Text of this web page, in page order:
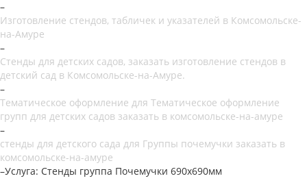
–
Изготовление стендов, табличек и указателей в Комсомольске-
на-Амуре
–
Стенды для детских садов, заказать изготовление стендов в
детский сад в Комсомольске-на-Амуре.
–
Тематическое оформление для Тематическое оформление
групп для детских садов заказать в комсомольске-на-амуре
–
стенды для детского сада для Группы почемучки заказать в
комсомольске-на-амуре
–Услуга: Стенды группа Почемучки 690х690мм